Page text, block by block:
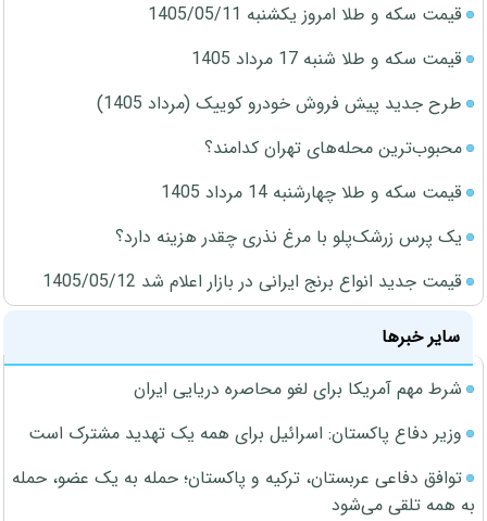
قیمت سکه و طلا امروز یکشنبه 1405/05/11
قیمت سکه و طلا شنبه 17 مرداد 1405
طرح جدید پیش فروش خودرو کوییک (مرداد 1405)
محبوب‌ترین محله‌های تهران کدامند؟
قیمت سکه و طلا چهارشنبه 14 مرداد 1405
یک پرس زرشک‌پلو با مرغ نذری چقدر هزینه دارد؟
قیمت جدید انواع برنج ایرانی در بازار اعلام شد 1405/05/12
سایر خبرها
شرط مهم آمریکا برای لغو محاصره دریایی ایران
وزیر دفاع پاکستان: اسرائیل برای همه یک تهدید مشترک است
توافق دفاعی عربستان، ترکیه و پاکستان؛ حمله به یک عضو، حمله
به همه تلقی می‌شود